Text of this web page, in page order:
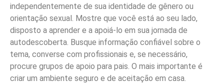
independentemente de sua identidade de gênero ou
orientação sexual. Mostre que você está ao seu lado,
disposto a aprender e a apoiá-lo em sua jornada de
autodescoberta. Busque informação confiável sobre o
tema, converse com profissionais e, se necessário,
procure grupos de apoio para pais. O mais importante é
criar um ambiente seguro e de aceitação em casa.